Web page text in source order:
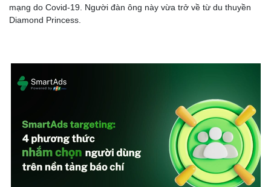
mạng do Covid-19. Người đàn ông này vừa trở về từ du thuyền
Diamond Princess.